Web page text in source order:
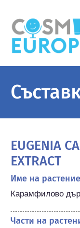
EUGENIA
EXTRACT
Име на
Карамфилово
Части на